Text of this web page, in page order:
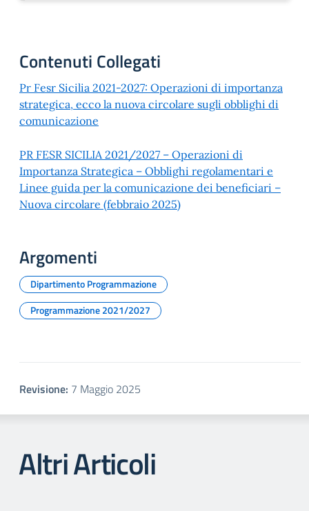
Contenuti Collegati
Pr Fesr Sicilia 2021-2027: Operazioni di importanza
strategica, ecco la nuova circolare sugli obblighi di
comunicazione
PR FESR SICILIA 2021/2027 – Operazioni di
Importanza Strategica – Obblighi regolamentari e
Linee guida per la comunicazione dei beneficiari –
Nuova circolare (febbraio 2025)
Argomenti
Dipartimento Programmazione
Programmazione 2021/2027
Revisione: 7 Maggio 2025
Altri Articoli